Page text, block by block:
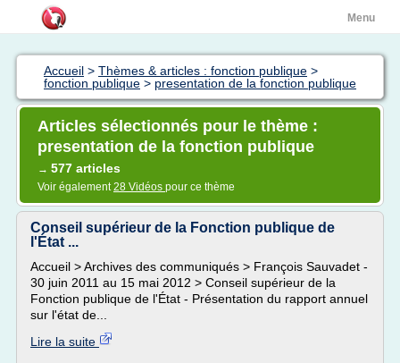
Menu
Accueil > Thèmes & articles : fonction publique >
fonction publique > presentation de la fonction publique
Articles sélectionnés pour le thème :
presentation de la fonction publique
→ 577 articles
Voir également28 Vidéos pour ce thème
Conseil supérieur de la Fonction publique de
l'État ...
Accueil > Archives des communiqués > François Sauvadet -
30 juin 2011 au 15 mai 2012 > Conseil supérieur de la
Fonction publique de l'État - Présentation du rapport annuel
sur l'état de...
Lire la suite